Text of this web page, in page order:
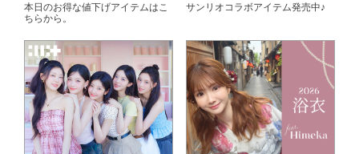
本日のお得な値下げアイテムはこ
ちらから。
サンリオコラボアイテム発売中♪